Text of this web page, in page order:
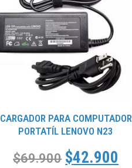
CARGADOR PARA COMPUTADOR
PORTATÍL LENOVO N23
$69.900 $42.900